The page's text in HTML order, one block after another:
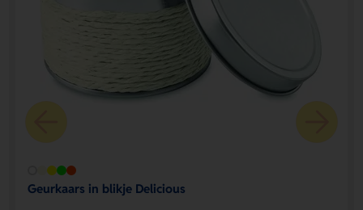
Geurkaars in blikje Delicious